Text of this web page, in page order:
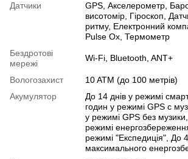
Датчики
GPS Акселерометр
висотомір Гіроскоп
ритму, Електронний
Pulse Ox Термометр
Бездротові
мережі
Wi-Fi Bluetooth ANT+
Вологозахист
10 ATM (до 100 метрів)
Акумулятор
До 14 днів у режимі
годин у режимі GPS с
у режимі GPS без
режимі
режимі "Експедиція", До
максимального